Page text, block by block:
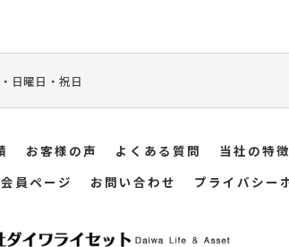
日曜日・祝日
お客様の声 よくある質問 当社の特徴
会員ページ お問い合わせ プライバシー